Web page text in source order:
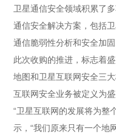
卫星通信安全领域积累了
通信安全解决方案，包括
通信脆弱性分析和安全加固
此次收购的推进，标志着
地图和卫星互联网安全三
互联网安全业务被定义为
“卫星互联网的发展将为整
示，“我们原来只有一个地